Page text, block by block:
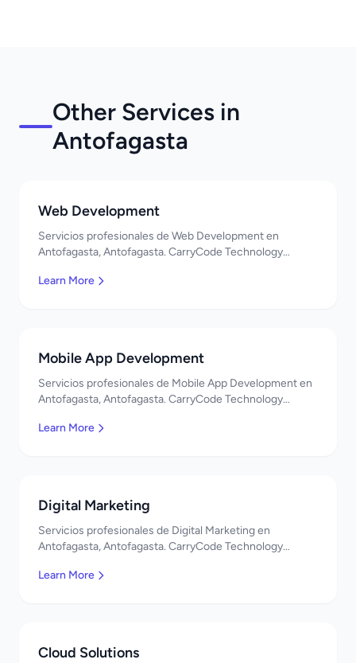
Other Services in
Antofagasta
Web Development
Servicios profesionales de Web Development en
Antofagasta, Antofagasta. CarryCode Technology
Learn More
Mobile App Development
Servicios profesionales de Mobile App Development en
Antofagasta, Antofagasta. CarryCode Technology
Learn More
Digital Marketing
Servicios profesionales de Digital Marketing en
Antofagasta, Antofagasta. CarryCode Technology
Learn More
Cloud Solutions